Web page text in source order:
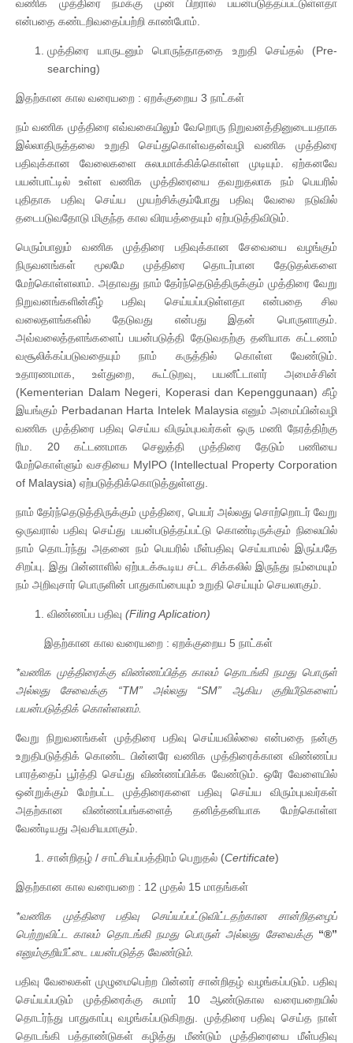
வணிக முத்திரை நமக்கு முன் பிறரால் பயன்படுத்தப்பட்டுள்ளதா
என்பதை கண்டறிவதைப்பற்றி காண்போம்.
முத்திரை யாருடனும் பொருந்தாததை உறுதி செய்தல் (Pre-
searching)
இதற்கான கால வரையறை : ஏறக்குறைய 3 நாட்கள்
நம் வணிக முத்திரை எவ்வகையிலும் வேறொரு நிறுவனத்தினுடையதாக
இல்லாதிருத்தலை உறுதி செய்துகொள்வதன்வழி வணிக முத்திரை
பதிவுக்கான வேலைகளை சுலபமாக்கிக்கொள்ள முடியும். ஏற்கனவே
பயன்பாட்டில் உள்ள வணிக முத்திரையை தவறுதலாக நம் பெயரில்
புதிதாக பதிவு செய்ய முயற்சிக்கும்போது பதிவு வேலை நடுவில்
தடைபடுவதோடு மிகுந்த கால விரயத்தையும் ஏற்படுத்திவிடும்.
பெரும்பாலும் வணிக முத்திரை பதிவுக்கான சேவையை வழங்கும்
நிருவனங்கள் மூலமே முத்திரை தொடர்பான தேடுதல்களை
மேற்கொள்ளலாம். அதாவது நாம் தேர்ந்தெடுத்திருக்கும் முத்திரை வேறு
நிறுவனங்களின்கீழ் பதிவு செய்யப்படுள்ளதா என்பதை சில
வலைதளங்களில் தேடுவது என்பது இதன் பொருளாகும்.
அவ்வலைத்தளங்களைப் பயன்படுத்தி தேடுவதற்கு தனியாக கட்டணம்
வசூலிக்கப்படுவதையும் நாம் கருத்தில் கொள்ள வேண்டும்.
உதாரணமாக, உள்துறை, கூட்டுறவு, பயனீட்டாளர் அமைச்சின்
(Kementerian Dalam Negeri, Koperasi dan Kepenggunaan) கீழ்
இயங்கும் Perbadanan Harta Intelek Malaysia எனும் அமைப்பின்வழி
வணிக முத்திரை பதிவு செய்ய விரும்புபவர்கள் ஒரு மணி நேரத்திற்கு
ரிம. 20 கட்டணமாக செலுத்தி முத்திரை தேடும் பணியை
மேற்கொள்ளும் வசதியை MyIPO (Intellectual Property Corporation
of Malaysia) ஏற்படுத்திக்கொடுத்துள்ளது.
நாம் தேர்ந்தெடுத்திருக்கும் முத்திரை, பெயர் அல்லது சொற்றொடர் வேறு
ஒருவரால் பதிவு செய்து பயன்படுத்தப்பட்டு கொண்டிருக்கும் நிலையில்
நாம் தொடர்ந்து அதனை நம் பெயரில் மீள்பதிவு செய்யாமல் இருப்பதே
சிறப்பு. இது பின்னாளில் ஏற்படக்கூடிய சட்ட சிக்கலில் இருந்து நம்மையும்
நம் அறிவுசார் பொருளின் பாதுகாப்பையும் உறுதி செய்யும் செயலாகும்.
விண்ணப்ப பதிவு (Filing Aplication)
இதற்கான கால வரையறை : ஏறக்குறைய 5 நாட்கள்
*வணிக முத்திரைக்கு விண்ணப்பித்த காலம் தொடங்கி நமது பொருள்
அல்லது சேவைக்கு “TM” அல்லது “SM” ஆகிய குறியீடுகளைப்
பயன்படுத்திக் கொள்ளலாம்.
வேறு நிறுவனங்கள் முத்திரை பதிவு செய்யவில்லை என்பதை நன்கு
உறுதிபடுத்திக் கொண்ட பின்னரே வணிக முத்திரைக்கான விண்ணப்ப
பாரத்தைப் பூர்த்தி செய்து விண்ணப்பிக்க வேண்டும். ஒரே வேளையில்
ஒன்றுக்கும் மேற்பட்ட முத்திரைகளை பதிவு செய்ய விரும்புபவர்கள்
அதற்கான விண்ணப்பங்களைத் தனித்தனியாக மேற்கொள்ள
வேண்டியது அவசியமாகும்.
சான்றிதழ் / சாட்சியப்பத்திரம் பெறுதல் (Certificate)
இதற்கான கால வரையறை : 12 முதல் 15 மாதங்கள்
*வணிக முத்திரை பதிவு செய்யப்பட்டுவிட்டதற்கான சான்றிதழைப்
பெற்றுவிட்ட காலம் தொடங்கி நமது பொருள் அல்லது சேவைக்கு “®”
எனும்குறியீட்டை பயன்படுத்த வேண்டும்.
பதிவு வேலைகள் முழுமைபெற்ற பின்னர் சான்றிதழ் வழங்கப்படும். பதிவு
செய்யப்படும் முத்திரைக்கு சுமார் 10 ஆண்டுகால வரையறையில்
தொடர்ந்து பாதுகாப்பு வழங்கப்படுகிறது. முத்திரை பதிவு செய்த நாள்
தொடங்கி பத்தாண்டுகள் கழித்து மீண்டும் முத்திரையை மீள்பதிவு